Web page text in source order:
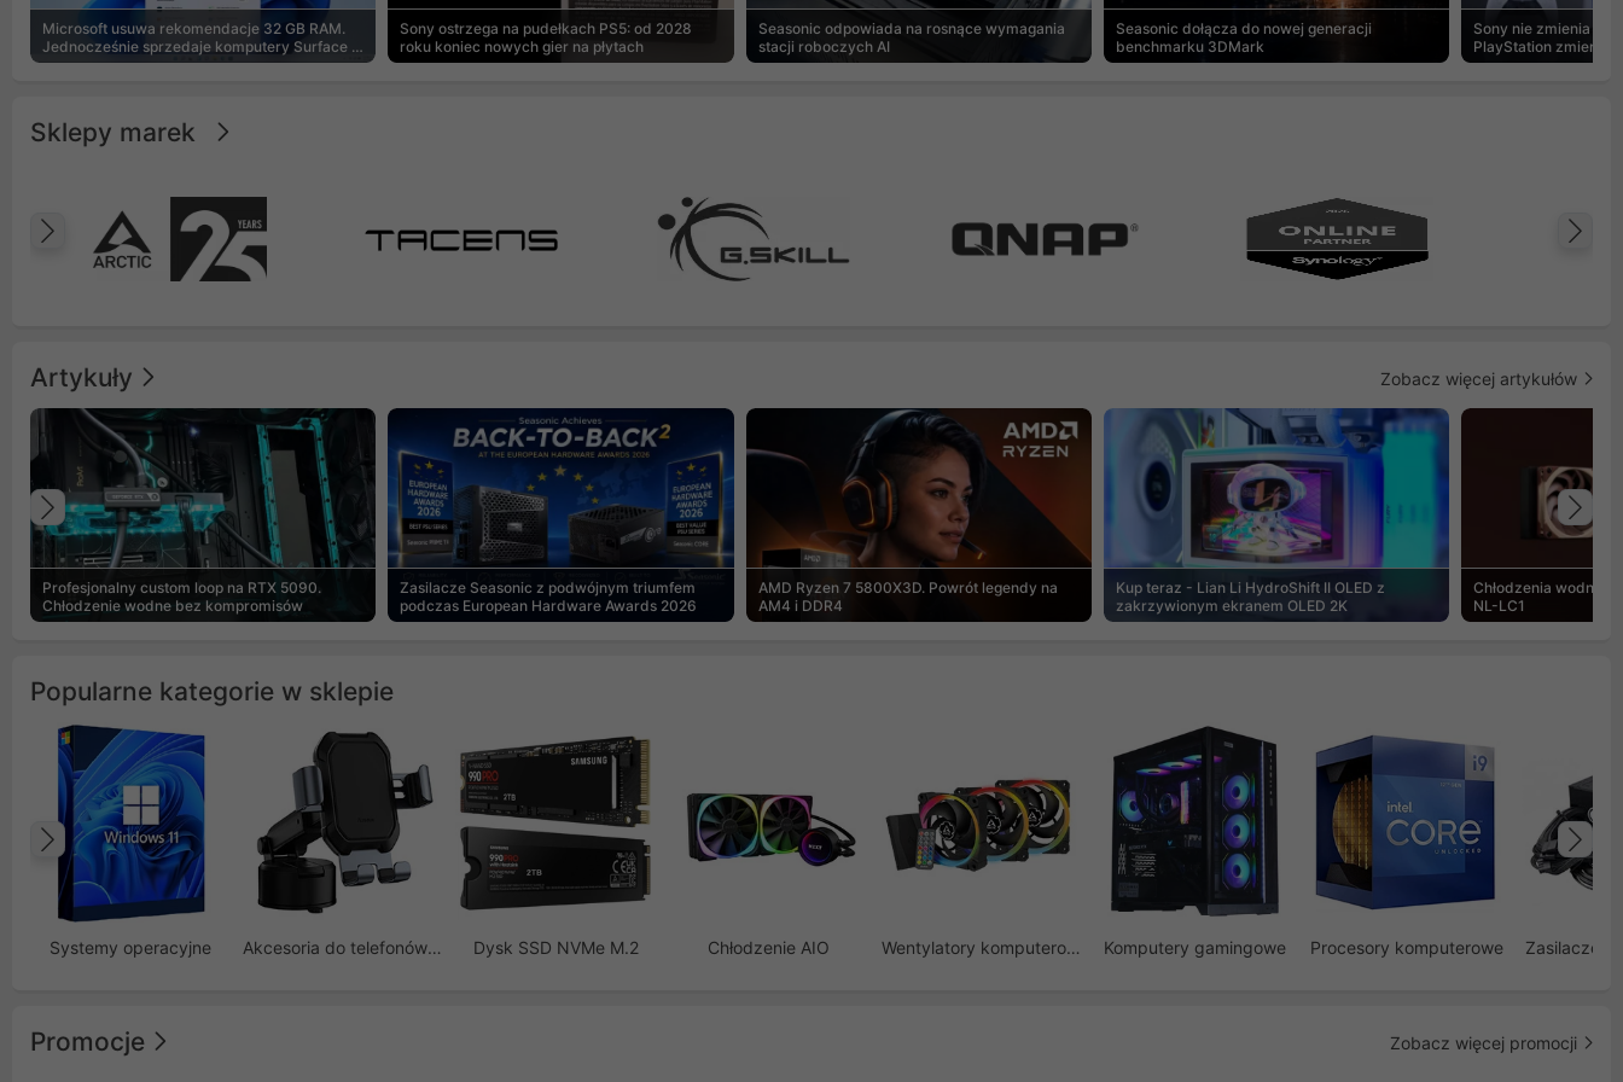
Microsoft usuwa rekomendacje 32 GB RAM.
Jednocześnie sprzedaje komputery Surface z
8 GB
Sony ostrzega na pudełkach PS5: od 2028
roku koniec nowych gier na płytach
Seasonic odpowiada na rosnące wymagania
stacji roboczych AI
Seasonic dołącza do nowej generacji
benchmarku 3DMark
Sony nie zmienia
PlayStation zmierza
cyfrowej
Sklepy marek
Poprzedni
Artykuły Zobacz więcej artykułów
Profesjonalny custom loop na RTX 5090.
Chłodzenie wodne bez kompromisów
Zasilacze Seasonic z podwójnym triumfem
podczas European Hardware Awards 2026
AMD Ryzen 7 5800X3D. Powrót legendy na
AM4 i DDR4
Kup teraz - Lian Li HydroShift II OLED z
zakrzywionym ekranem OLED 2K
Chłodzenia wodne
NL-LC1
Poprzedni
Popularne kategorie w sklepie
Systemy operacyjne Akcesoria do telefonów GSM Dysk SSD NVMe M.2 Chłodzenie AIO Wentylatory komputerowe Komputery gamingowe Procesory komputerowe Zasilacze
Poprzedni
Promocje Zobacz więcej promocji